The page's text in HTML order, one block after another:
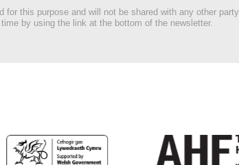
for this purpose and will not be shared with any other
by using the link at the bottom of the newsletter.